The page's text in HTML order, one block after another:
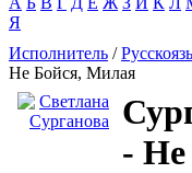
Я
Исполнитель /
Не Бойся, Милая
-